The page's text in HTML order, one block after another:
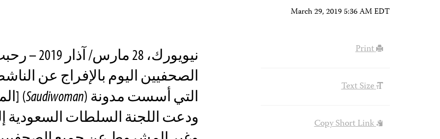
March 29, 2019 5:36 AM EDT
نيويورك، 28
الصحفيين اليوم بالإفراج عن
التي أسست مدونة (Saudiwoman
)
ودعت اللجنة السلطات السعودية
Print
Text Size
Copy Short Link